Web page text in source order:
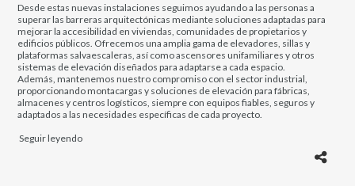
Desde estas nuevas instalaciones seguimos ayudando a las personas a
superar las barreras arquitectónicas mediante soluciones adaptadas para
mejorar la accesibilidad en viviendas, comunidades de propietarios y
edificios públicos. Ofrecemos una amplia gama de elevadores, sillas y
plataformas salvaescaleras, así como ascensores unifamiliares y otros
sistemas de elevación diseñados para adaptarse a cada espacio.
Además, mantenemos nuestro compromiso con el sector industrial,
proporcionando montacargas y soluciones de elevación para fábricas,
almacenes y centros logísticos, siempre con equipos fiables, seguros y
adaptados a las necesidades específicas de cada proyecto.
Seguir leyendo